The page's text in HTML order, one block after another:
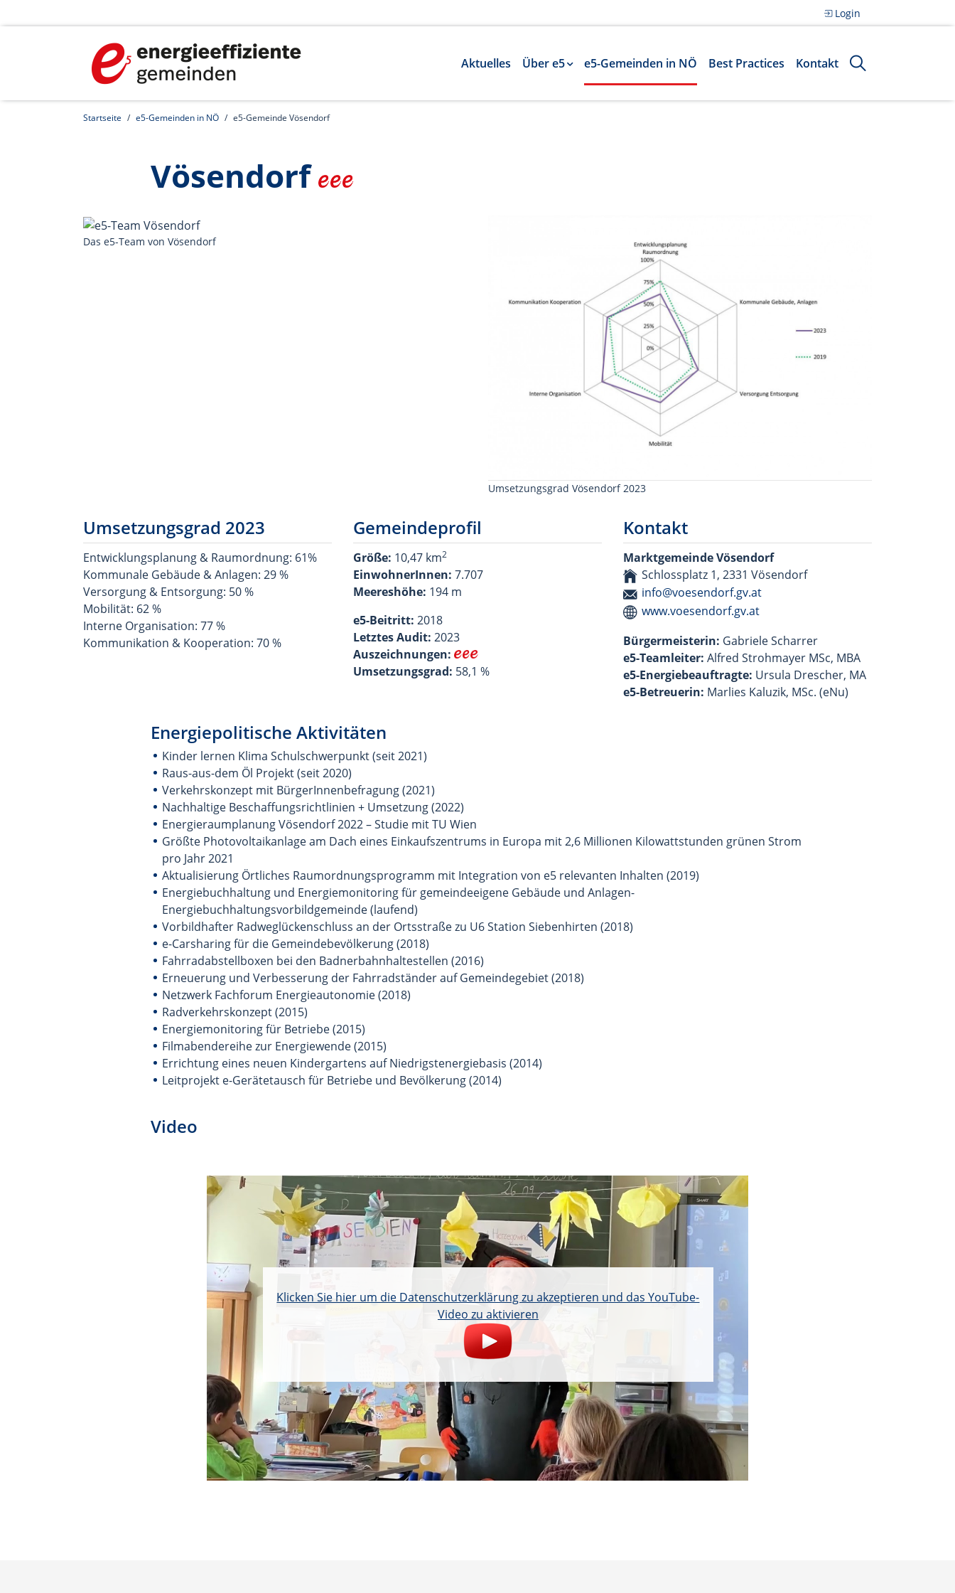
Login
Aktuelles Über e5 e5-Gemeinden in NÖ Best Practices Kontakt
Startseite e5-Gemeinden in NÖ e5-Gemeinde Vösendorf
Vösendorf
Das e5-Team von Vösendorf
Umsetzungsgrad Vösendorf 2023
Umsetzungsgrad 2023
Entwicklungsplanung & Raumordnung: 61%
Kommunale Gebäude & Anlagen: 29 %
Versorgung & Entsorgung: 50 %
Mobilität: 62 %
Interne Organisation: 77 %
Kommunikation & Kooperation: 70 %
Gemeindeprofil
Größe: 10,47 km2
EinwohnerInnen: 7.707
Meereshöhe: 194 m
e5-Beitritt: 2018
Letztes Audit: 2023
Auszeichnungen:
Umsetzungsgrad: 58,1 %
Kontakt
Marktgemeinde Vösendorf
Schlossplatz 1, 2331 Vösendorf
info@voesendorf.gv.at
www.voesendorf.gv.at
Bürgermeisterin: Gabriele Scharrer
e5-Teamleiter: Alfred Strohmayer MSc, MBA
e5-Energiebeauftragte: Ursula Drescher, MA
e5-Betreuerin: Marlies Kaluzik, MSc. (eNu)
Energiepolitische Aktivitäten
Kinder lernen Klima Schulschwerpunkt (seit 2021)
Raus-aus-dem Öl Projekt (seit 2020)
Verkehrskonzept mit BürgerInnenbefragung (2021)
Nachhaltige Beschaffungsrichtlinien + Umsetzung (2022)
Energieraumplanung Vösendorf 2022 – Studie mit TU Wien
Größte Photovoltaikanlage am Dach eines Einkaufszentrums in Europa mit 2,6 Millionen Kilowattstunden grünen Strom
pro Jahr 2021
Aktualisierung Örtliches Raumordnungsprogramm mit Integration von e5 relevanten Inhalten (2019)
Energiebuchhaltung und Energiemonitoring für gemeindeeigene Gebäude und Anlagen-
Energiebuchhaltungsvorbildgemeinde (laufend)
Vorbildhafter Radweglückenschluss an der Ortsstraße zu U6 Station Siebenhirten (2018)
e-Carsharing für die Gemeindebevölkerung (2018)
Fahrradabstellboxen bei den Badnerbahnhaltestellen (2016)
Erneuerung und Verbesserung der Fahrradständer auf Gemeindegebiet (2018)
Netzwerk Fachforum Energieautonomie (2018)
Radverkehrskonzept (2015)
Energiemonitoring für Betriebe (2015)
Filmabendereihe zur Energiewende (2015)
Errichtung eines neuen Kindergartens auf Niedrigstenergiebasis (2014)
Leitprojekt e-Gerätetausch für Betriebe und Bevölkerung (2014)
Video
Klicken Sie hier um die Datenschutzerklärung zu akzeptieren und das YouTube-
Video zu aktivieren